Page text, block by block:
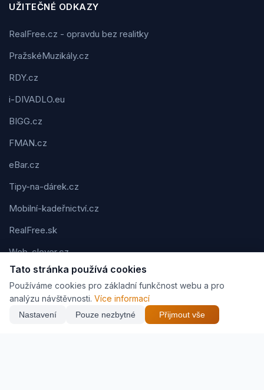
UŽITEČNÉ ODKAZY
RealFree.cz - opravdu bez realitky
PražskéMuzikály.cz
RDY.cz
i-DIVADLO.eu
BIGG.cz
FMAN.cz
eBar.cz
Tipy-na-dárek.cz
Mobilní-kadeřnictví.cz
RealFree.sk
Web-clever.cz
Kvízov.cz
Karavaning.net
CVčko.eu
Tato stránka používá cookies
Používáme cookies pro základní funkčnost webu a pro
analýzu návštěvnosti. Více informací
Nastavení Pouze nezbytné Přijmout vše